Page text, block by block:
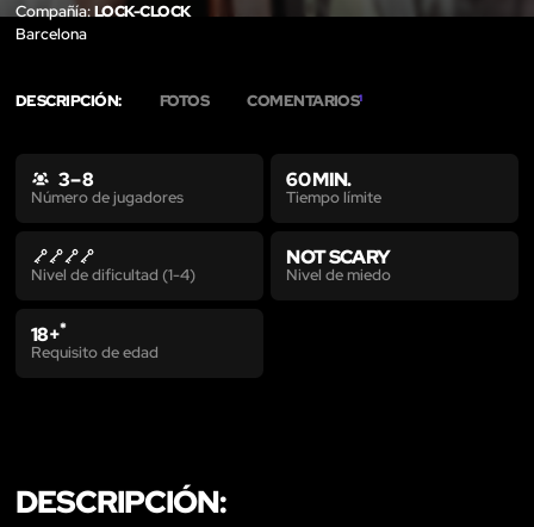
Compañía:LOCK-CLOCK
Barcelona
DESCRIPCIÓN: FOTOS COMENTARIOS1
3 – 8
Número de jugadores
60 MIN.
Tiempo límite
Nivel de dificultad (1-4)
NOT SCARY
Nivel de miedo
18+*
Requisito de edad
DESCRIPCIÓN: